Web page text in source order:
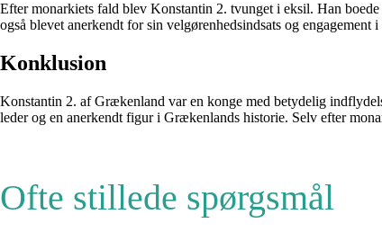
Efter monarkiets fald blev Konstantin 2. tvunget i eksil. Han
også blevet anerkendt for sin velgørenhedsindsats og engagement
Konklusion
Konstantin 2. af Grækenland var en konge med betydelig
leder og en anerkendt figur i Grækenlands historie. Selv efter
Ofte stillede spørgsmål